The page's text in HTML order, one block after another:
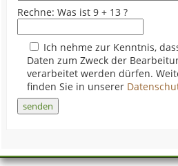
Rechne: Was ist 9 + 13 ?
Ich nehme zur Kenntnis,
Daten zum Zweck der
verarbeitet werden dürfen.
finden Sie in unserer